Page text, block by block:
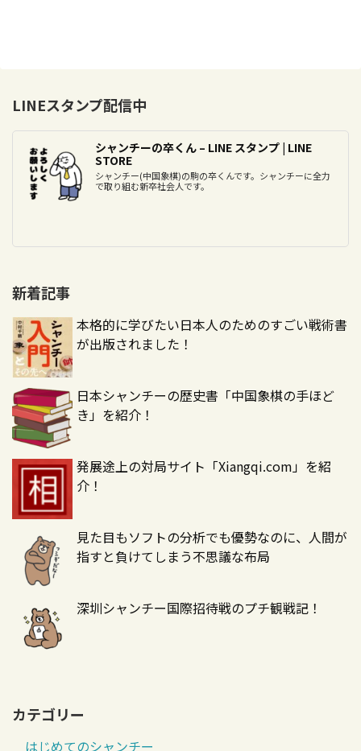
LINEスタンプ配信中
シャンチーの卒くん – LINE スタンプ | LINE
STORE
シャンチー(中国象棋)の駒の卒くんです。シャンチーに全力
で取り組む新卒社会人です。
新着記事
本格的に学びたい日本人のためのすごい戦術書
が出版されました！
日本シャンチーの歴史書「中国象棋の手ほど
き」を紹介！
発展途上の対局サイト「Xiangqi.com」を紹
介！
見た目もソフトの分析でも優勢なのに、人間が
指すと負けてしまう不思議な布局
深圳シャンチー国際招待戦のプチ観戦記！
カテゴリー
はじめてのシャンチー